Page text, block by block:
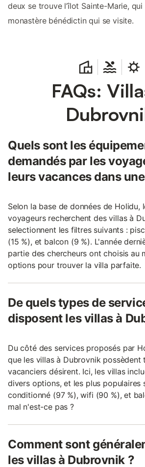
deux se trouve l’îlot Sainte-Marie,
monastère bénédictin qui se visite.
FAQs:
Quels sont les
demandés par les
leurs vacances dans
Selon la base de données de Holidu,
voyageurs recherchent des villas à
selectionnent les filtres suivants :
(15 %), et balcon (9 %). L'année
partie des chercheurs ont choisis au
options pour trouver la villa parfaite.
De quels types de
disposent les villas à
Du côté des services proposés par
que les villas à Dubrovnik possèdent
vacanciers désirent. Ici, les villas
divers options, et les plus populaires
conditionné (97 %), wifi (90 %), et
mal n'est-ce pas ?
Comment sont
les villas à Dubrovnik ?